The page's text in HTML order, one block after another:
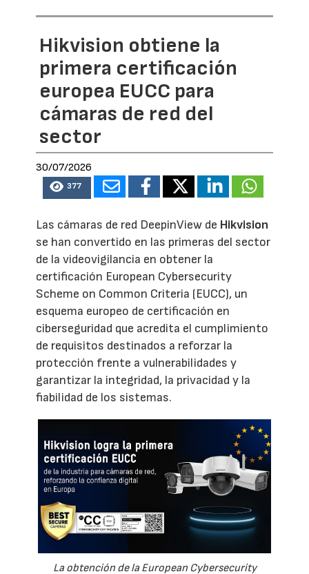
Hikvision obtiene la
primera certificación
europea EUCC para
cámaras de red del
sector
30/07/2026
377
Las cámaras de red DeepinView de Hikvision
se han convertido en las primeras del sector
de la videovigilancia en obtener la
certificación European Cybersecurity
Scheme on Common Criteria (EUCC), un
esquema europeo de certificación en
ciberseguridad que acredita el cumplimiento
de requisitos destinados a reforzar la
protección frente a vulnerabilidades y
garantizar la integridad, la privacidad y la
fiabilidad de los sistemas.
La obtención de la European Cybersecurity